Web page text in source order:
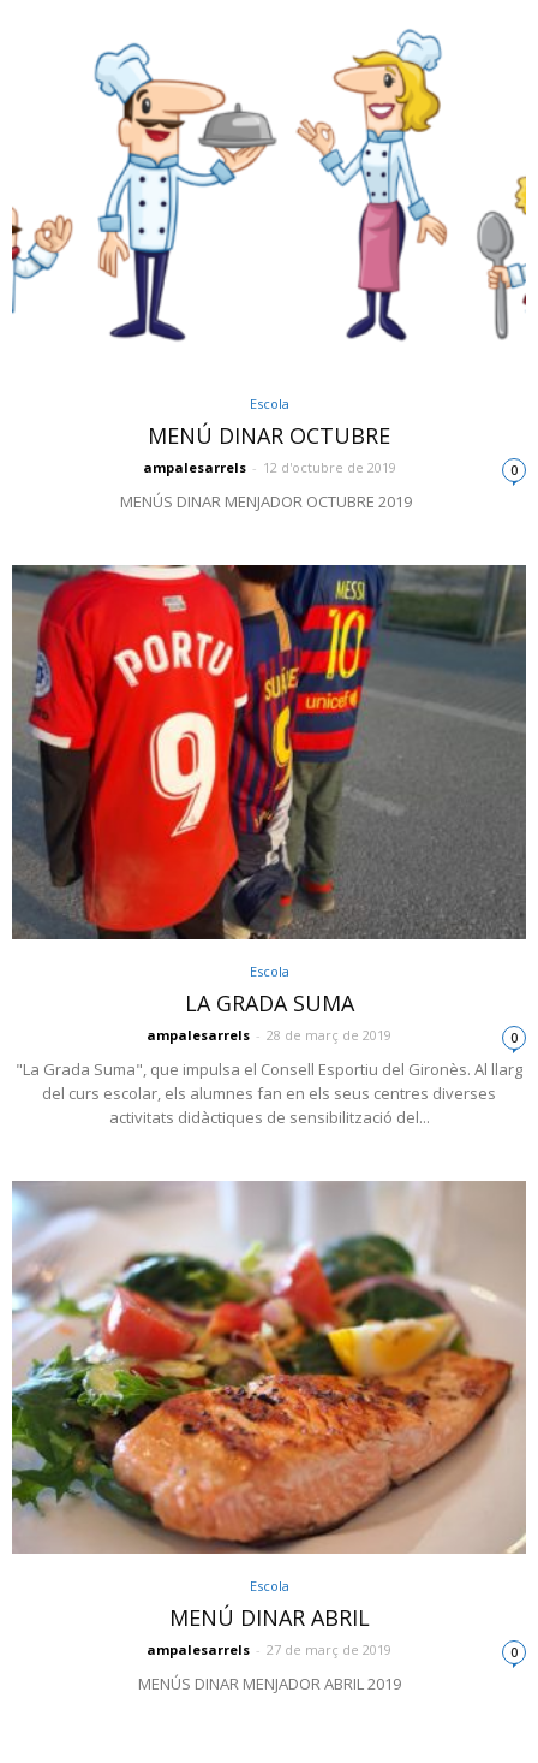
Escola
MENÚ DINAR OCTUBRE
ampalesarrels - 12 d'octubre de 2019 0
MENÚS DINAR MENJADOR OCTUBRE 2019
Escola
LA GRADA SUMA
ampalesarrels - 28 de març de 2019 0
"La Grada Suma", que impulsa el Consell Esportiu del Gironès. Al llarg
del curs escolar, els alumnes fan en els seus centres diverses
activitats didàctiques de sensibilització del...
Escola
MENÚ DINAR ABRIL
ampalesarrels - 27 de març de 2019 0
MENÚS DINAR MENJADOR ABRIL 2019